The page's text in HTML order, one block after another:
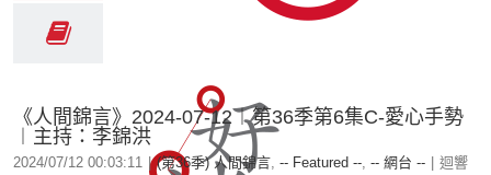
《人間錦言》2024-07-12︱第36季第6集C-愛心手勢
︱主持：李錦洪
2024/07/12 00:03:11 | (第36季) 人間錦言, -- Featured --, -- 網台 --
迴響